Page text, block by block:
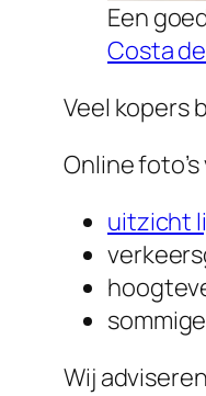
Een
Costa
Veel kopers
Online
uitzicht
Wij